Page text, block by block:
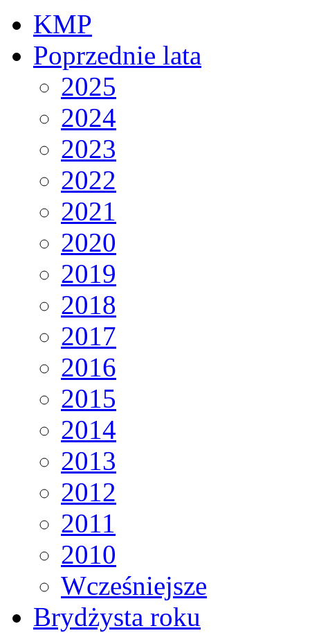
KMP
Poprzednie lata
2025
2024
2023
2022
2021
2020
2019
2018
2017
2016
2015
2014
2013
2012
2011
2010
Wcześniejsze
Brydżysta roku